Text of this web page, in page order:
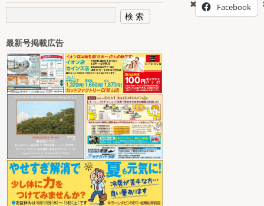
Facebook
最新号掲載広告